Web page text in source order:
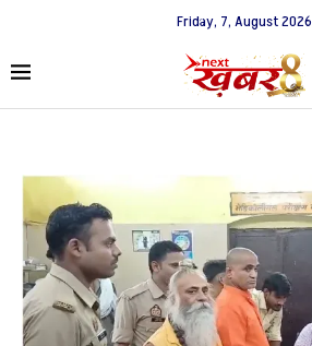
Friday, 7, August 2026